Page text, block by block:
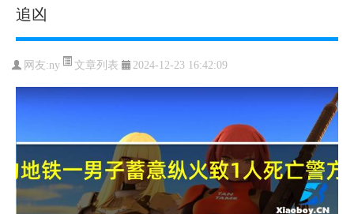
追凶
网友:ny 文章列表 2024-12-23 16:42:09